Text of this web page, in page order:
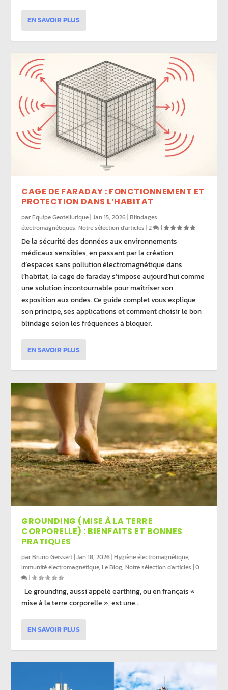
EN SAVOIR PLUS
CAGE DE FARADAY : FONCTIONNEMENT ET
PROTECTION DANS L’HABITAT
parEquipe Geotellurique|Jan 15, 2026|Blindages
électromagnétiques,Notre sélection d'articles |2 |
De la sécurité des données aux environnements
médicaux sensibles, en passant par la création
d’espaces sans pollution électromagnétique dans
l’habitat, la cage de faraday s’impose aujourd’hui comme
une solution incontournable pour maîtriser son
exposition aux ondes. Ce guide complet vous explique
son principe, ses applications et comment choisir le bon
blindage selon les fréquences à bloquer.
EN SAVOIR PLUS
GROUNDING (MISE À LA TERRE
CORPORELLE) : BIENFAITS ET BONNES
PRATIQUES
parBruno Geissert|Jan 18, 2026|Hygiène électromagnétique,
Immunité électromagnétique,Le Blog,Notre sélection d'articles |0
|
Le grounding, aussi appelé earthing, ou en français «
mise à la terre corporelle », est une...
EN SAVOIR PLUS